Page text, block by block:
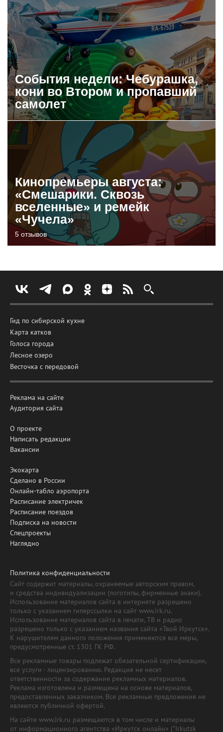
События недели: Чебурашка,
кони во Втором и пропавший
самолет
Кинопремьеры августа:
«Смешарики. Сквозь
вселенные» и ремейк
«Чучела»
5 отзывов
Гид по сибирской кухне
Карта катков
Голоса города
Лесное озеро
Весточка с передовой
Реклама на сайте
Аудитория сайта
О проекте
Написать редакции
Вакансии
Экокарта
Сделано в России
Онлайн-табло аэропорта
Расписание электричек
Расписание поездов
Подписка на новости
Спецпроекты
Наглядно
Политика конфиденциальности
Сайт содержит материалы, охраняемые авторским правом,
и средства индивидуализации (логотипы, фирменные знаки).
Использование материалов сайта в интернете разрешено
только с указанием гиперссылки на сайт www.irk.ru.
Использование материалов сайта в печати, ТВ и радио
разрешено только с указанием названия сайта «Твой Иркутск».
К нарушителям данного положения применяются все меры,
предусмотренные ст. 1301 ГК РФ.
Все рекламные товары подлежат обязательной сертификации,
все услуги - лицензированию. Редакция не несет
ответственности за содержание рекламных материалов.
Реклама изготовлена и размещена на основе материалов,
предоставленных заказчиком. Все рекламные предложения не
являются публичной офертой.
На сайте www.irk.ru размещаются в том числе и материалы
от информационного агентства «Иркутск онлайн» ("Irkutsk